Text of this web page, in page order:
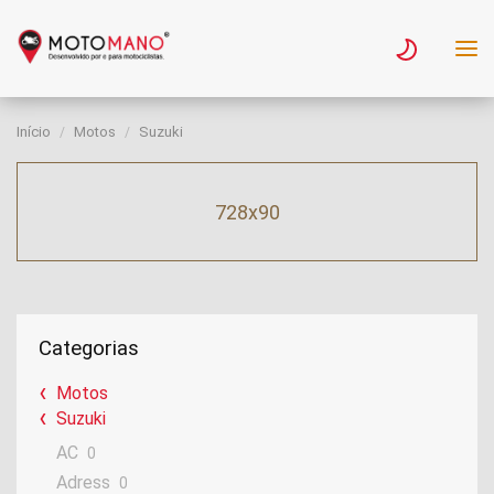
Início Motos Suzuki
728x90
Categorias
Motos
Suzuki
AC
0
Adress 0